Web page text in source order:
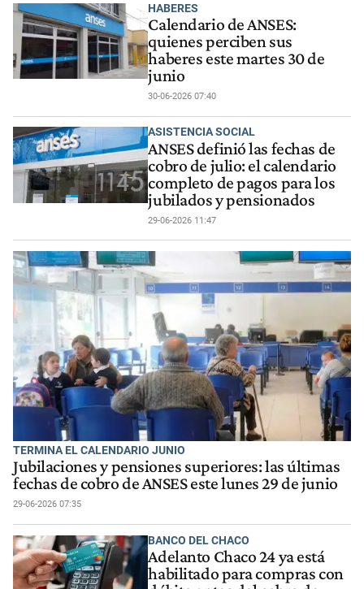
HABERES
Calendario de ANSES:
quienes perciben sus
haberes este martes 30 de
junio
30-06-2026 07:40
ASISTENCIA SOCIAL
ANSES definió las fechas de
cobro de julio: el calendario
completo de pagos para los
jubilados y pensionados
29-06-2026 11:47
TERMINA EL CALENDARIO JUNIO
Jubilaciones y pensiones superiores: las últimas
fechas de cobro de ANSES este lunes 29 de junio
29-06-2026 07:35
BANCO DEL CHACO
Adelanto Chaco 24 ya está
habilitado para compras con